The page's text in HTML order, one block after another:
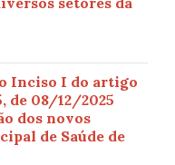
Inciso I do artigo
de 08/12/2025
dos novos
de Saúde de